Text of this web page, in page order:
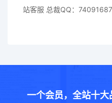
站客服 总裁QQ：
一个会员，全站十